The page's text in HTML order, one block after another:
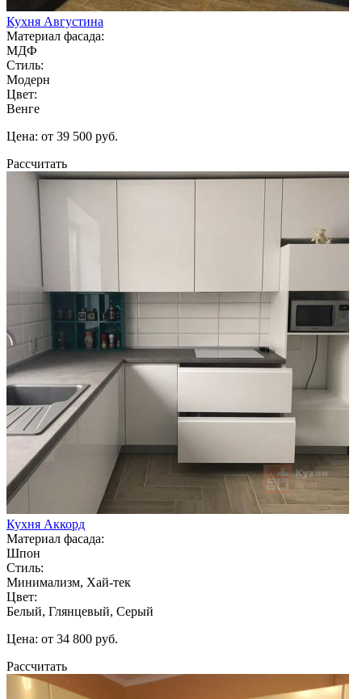
Кухня Августина
Материал фасада:
МДФ
Стиль:
Модерн
Цвет:
Венге
Цена: от 39 500 руб.
Рассчитать
Кухня Аккорд
Материал фасада:
Шпон
Стиль:
Минимализм, Хай-тек
Цвет:
Белый, Глянцевый, Серый
Цена: от 34 800 руб.
Рассчитать